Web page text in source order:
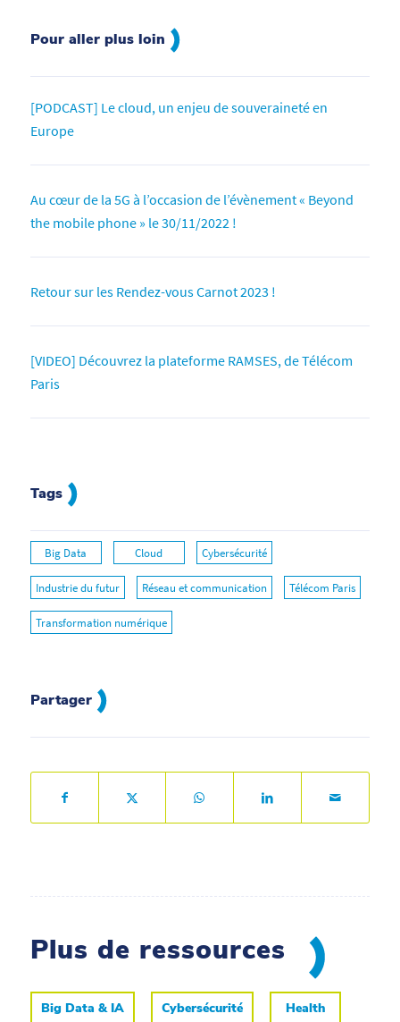
Pour aller plus loin
[PODCAST] Le cloud, un enjeu de souveraineté en
Europe
Au cœur de la 5G à l’occasion de l’évènement « Beyond
the mobile phone » le 30/11/2022 !
Retour sur les Rendez-vous Carnot 2023 !
[VIDEO] Découvrez la plateforme RAMSES, de Télécom
Paris
Tags
Big Data Cloud Cybersécurité
Industrie du futur Réseau et communication Télécom Paris
Transformation numérique
Partager
Plus de ressources
Big Data & IA Cybersécurité Health